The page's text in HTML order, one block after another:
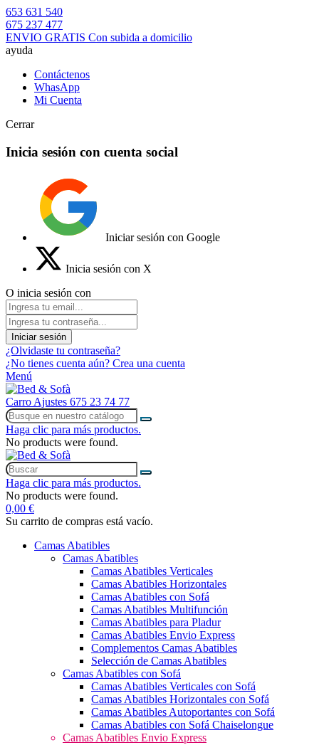
653 631 540
675 237 477
ENVIO GRATIS Con subida a domicilio
ayuda
Contáctenos
WhasApp
Mi Cuenta
Cerrar
Inicia sesión con cuenta social
Iniciar sesión con Google
Inicia sesión con X
O inicia sesión con
Iniciar sesión
¿Olvidaste tu contraseña?
¿No tienes cuenta aún? Crea una cuenta
Menú
CarroAjustes 675 23 74 77
Haga clic para más productos.
No products were found.
Haga clic para más productos.
No products were found.
0,00 €
Su carrito de compras está vacío.
Camas Abatibles
Camas Abatibles
Camas Abatibles Verticales
Camas Abatibles Horizontales
Camas Abatibles con Sofá
Camas Abatibles Multifunción
Camas Abatibles para Pladur
Camas Abatibles Envio Express
Complementos Camas Abatibles
Selección de Camas Abatibles
Camas Abatibles con Sofá
Camas Abatibles Verticales con Sofá
Camas Abatibles Horizontales con Sofá
Camas Abatibles Autoportantes con Sofá
Camas Abatibles con Sofá Chaiselongue
Camas Abatibles Envio Express